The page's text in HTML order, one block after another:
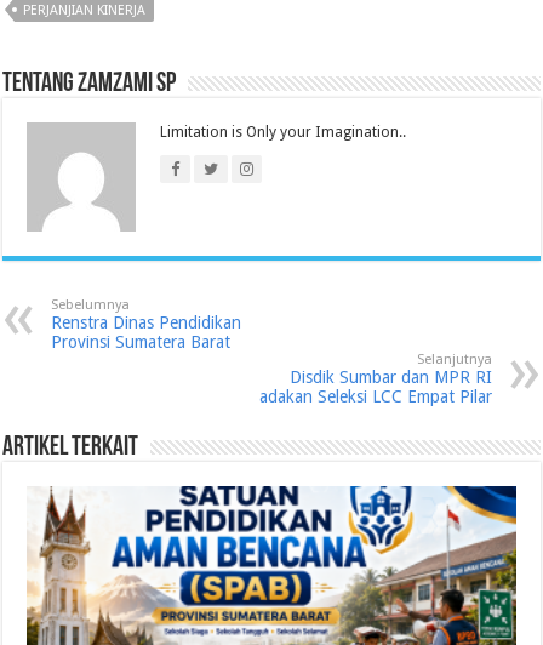
PERJANJIAN KINERJA
Tentang Zamzami SP
Limitation is Only your Imagination..
Sebelumnya
Renstra Dinas Pendidikan
Provinsi Sumatera Barat
Selanjutnya
Disdik Sumbar dan MPR RI
adakan Seleksi LCC Empat Pilar
Artikel Terkait